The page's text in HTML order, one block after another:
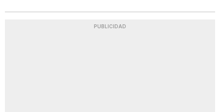
PUBLICIDAD